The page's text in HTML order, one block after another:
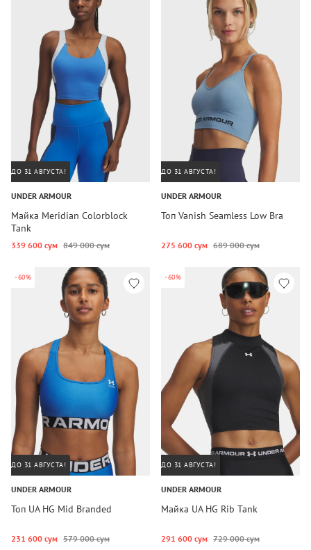
ДО 31 АВГУСТА!
UNDER ARMOUR
Майка Meridian Colorblock
Tank
339 600 сум 849 000 сум
ДО 31 АВГУСТА!
UNDER ARMOUR
Топ Vanish Seamless Low Bra
275 600 сум 689 000 сум
-60%
ДО 31 АВГУСТА!
UNDER ARMOUR
Топ UA HG Mid Branded
231 600 сум 579 000 сум
-60%
ДО 31 АВГУСТА!
UNDER ARMOUR
Майка UA HG Rib Tank
291 600 сум 729 000 сум